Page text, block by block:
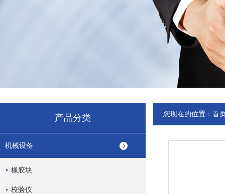
产品分类
机械设备
橡胶块
校验仪
您现在的位置： 首